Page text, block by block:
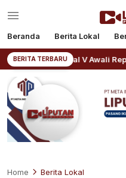
Beranda Berita Lokal
BERITA TERBARU
V Awali Replanting di
Home Berita Lokal